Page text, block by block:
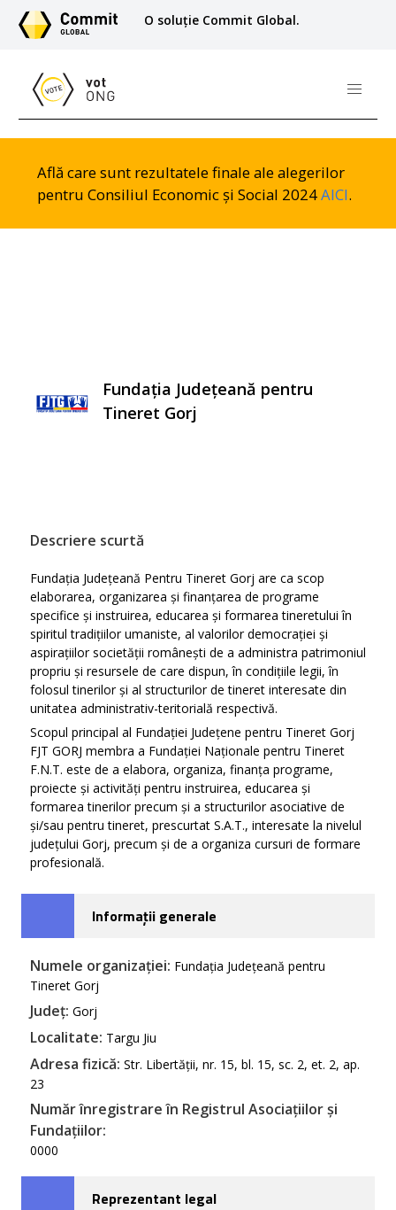
O soluție Commit Global.
Află care sunt rezultatele finale ale alegerilor
pentru Consiliul Economic și Social 2024AICI.
Fundația Județeană pentru
Tineret Gorj
Descriere scurtă
Fundația Județeană Pentru Tineret Gorj are ca scop
elaborarea, organizarea și finanțarea de programe
specifice și instruirea, educarea și formarea tineretului în
spiritul tradițiilor umaniste, al valorilor democrației și
aspirațiilor societății românești de a administra patrimoniul
propriu și resursele de care dispun, în condițiile legii, în
folosul tinerilor și al structurilor de tineret interesate din
unitatea administrativ-teritorială respectivă.
Scopul principal al Fundației Județene pentru Tineret Gorj
FJT GORJ membra a Fundației Naționale pentru Tineret
F.N.T. este de a elabora, organiza, finanța programe,
proiecte și activități pentru instruirea, educarea și
formarea tinerilor precum și a structurilor asociative de
și/sau pentru tineret, prescurtat S.A.T., interesate la nivelul
județului Gorj, precum și de a organiza cursuri de formare
profesională.
Informații generale
Numele organizației: Fundația Județeană pentru
Tineret Gorj
Județ: Gorj
Localitate: Targu Jiu
Adresa fizică: Str. Libertății, nr. 15, bl. 15, sc. 2, et. 2, ap.
23
Număr înregistrare în Registrul Asociațiilor și
Fundațiilor:
0000
Reprezentant legal